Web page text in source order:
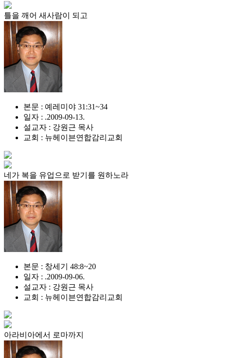
틀을 깨어 새사람이 되고
본문 : 예레미야 31:31~34
일자 : .2009-09-13.
설교자 : 강원근 목사
교회 : 뉴헤이븐연합감리교회
네가 복을 유업으로 받기를 원하노라
본문 : 창세기 48:8~20
일자 : .2009-09-06.
설교자 : 강원근 목사
교회 : 뉴헤이븐연합감리교회
아라비아에서 로마까지